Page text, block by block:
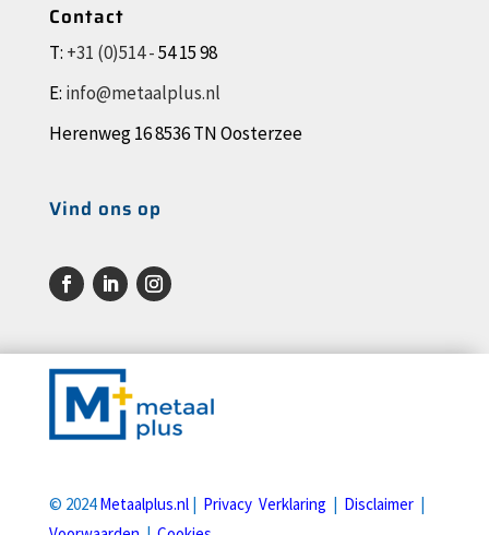
Contact
T: +31 (0)514 -54 15 98
E: info@metaalplus.nl
Herenweg 16 8536 TN Oosterzee
Vind ons op
© 2024Metaalplus.nl| Privacy Verklaring | Disclaimer|